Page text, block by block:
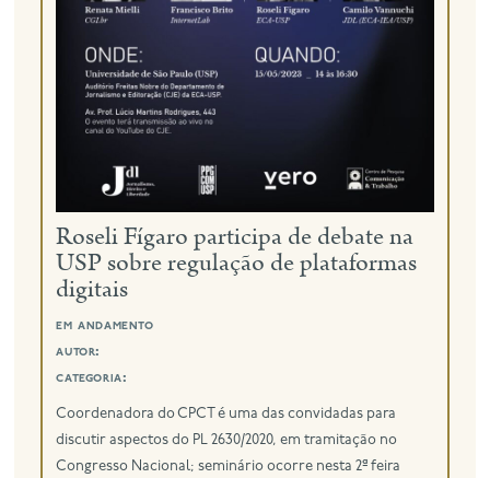
Roseli Fígaro participa de debate na
USP sobre regulação de plataformas
digitais
em andamento
autor:
categoria:
Coordenadora do CPCT é uma das convidadas para
discutir aspectos do PL 2630/2020, em tramitação no
Congresso Nacional; seminário ocorre nesta 2ª feira